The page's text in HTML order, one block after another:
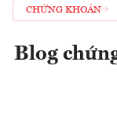
CHỨNG KHOÁN
Blog